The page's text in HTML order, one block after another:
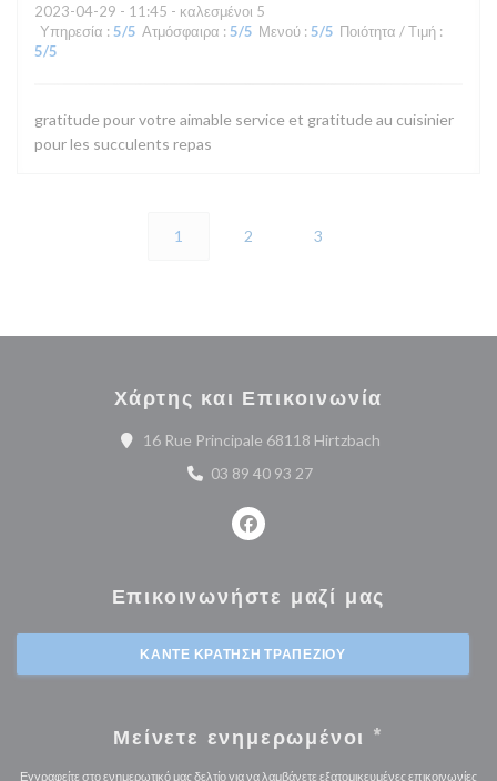
2023-04-29 - 11:45 - καλεσμένοι 5
Υπηρεσία : 5/5 Ατμόσφαιρα : 5/5 Μενού : 5/5 Ποιότητα / Τιμή :
5/5
gratitude pour votre aimable service et gratitude au cuisinier
pour les succulents repas
1 2 3
Χάρτης και Επικοινωνία
16 Rue Principale 68118 Hirtzbach((ανοίγει σε νέο
03 89 40 93 27
Facebook ((ανοίγει σε νέο
Επικοινωνήστε μαζί μας
ΚΆΝΤΕ ΚΡΆΤΗΣΗ ΤΡΑΠΕΖΙΟΎ
Μείνετε ενημερωμένοι *
Εγγραφείτε στο ενημερωτικό μας δελτίο για να λαμβάνετε εξατομικευμένες επικοινωνίες